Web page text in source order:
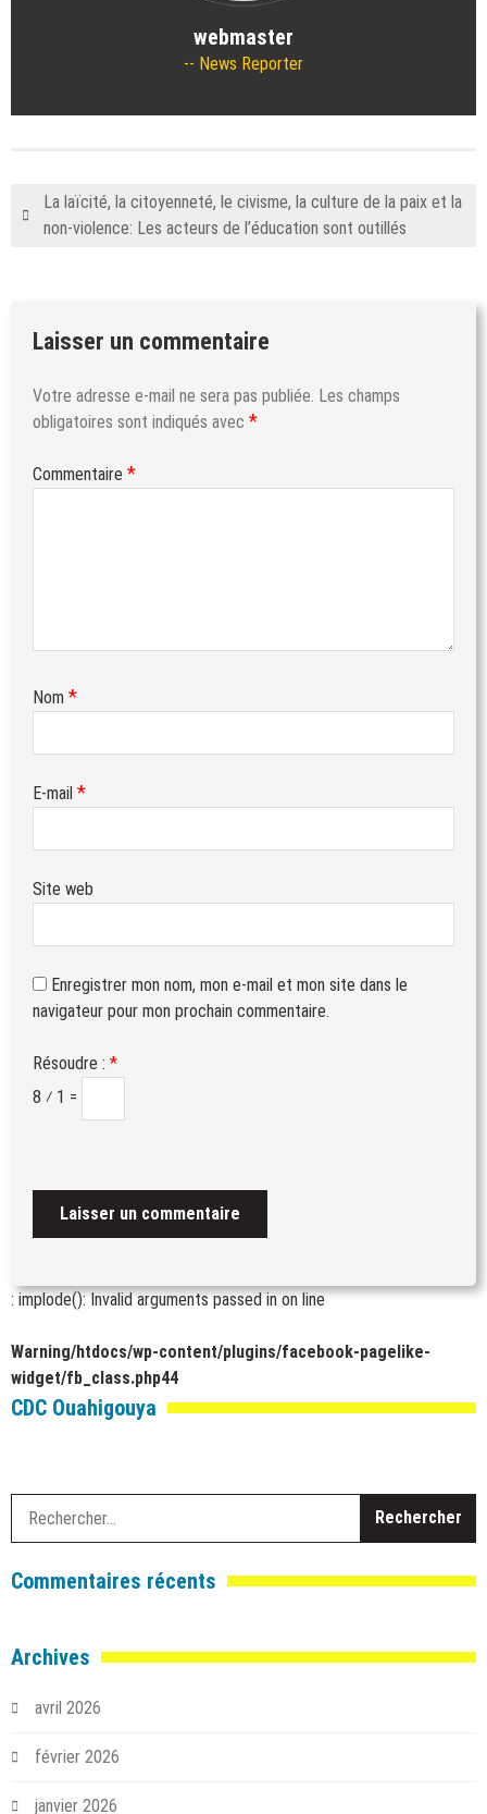
webmaster
News Reporter
La laïcité, la citoyenneté, le civisme, la culture de la paix et la
non-violence: Les acteurs de l’éducation sont outillés
Laisser un commentaire
Votre adresse e-mail ne sera pas publiée. Les champs
obligatoires sont indiqués avec *
Commentaire *
Nom *
E-mail *
Site web
Enregistrer mon nom, mon e-mail et mon site dans le
navigateur pour mon prochain commentaire.
Résoudre : *
8 ⁄ 1 =
: implode(): Invalid arguments passed inon line
Warning/htdocs/wp-content/plugins/facebook-pagelike-
widget/fb_class.php44
CDC Ouahigouya
Commentaires récents
Archives
avril 2026
février 2026
janvier 2026